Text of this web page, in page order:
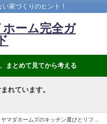
家づくりのヒント！
ーム完全ガ
まとめて見てから考える
れています。
ヤマダホームズのキッチン選びとリフォ